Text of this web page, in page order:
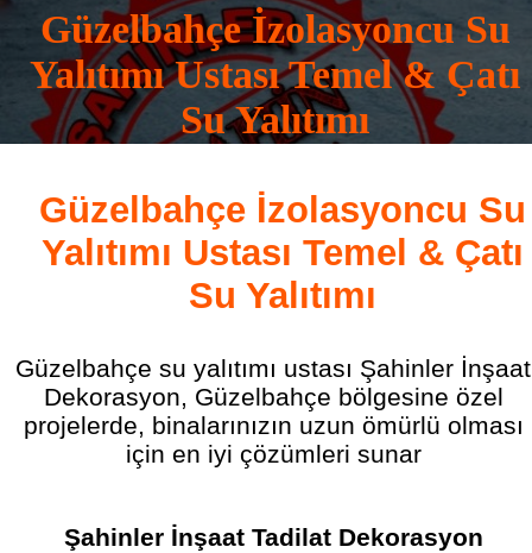
Güzelbahçe İzolasyoncu Su
Yalıtımı Ustası Temel & Çatı
Su Yalıtımı
0532 165 16 83
Güzelbahçe İzolasyoncu Su
Yalıtımı Ustası Temel & Çatı
Su Yalıtımı
Güzelbahçe su yalıtımı ustası Şahinler İnşaat
Dekorasyon, Güzelbahçe bölgesine özel
projelerde, binalarınızın uzun ömürlü olması
için en iyi çözümleri sunar
Şahinler İnşaat Tadilat Dekorasyon